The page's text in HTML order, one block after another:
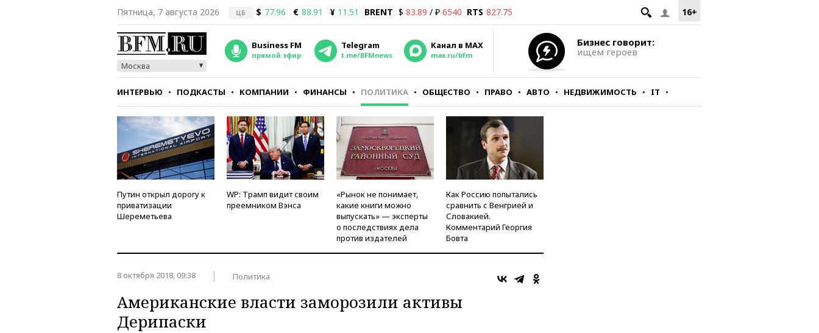
16+
Пятница, 7 августа 2026 ЦБ $ 77.96 € 88.91 ¥ 11.51 BRENT $ 83.89 / ₽ 6540 RTS 827.75
Москва
Business FM
прямой эфир
Telegram
t.me/BFMnews
Канал в MAX
max.ru/bfm
Бизнес говорит:
ищем героев
ИНТЕРВЬЮ ПОДКАСТЫ КОМПАНИИ ФИНАНСЫ ПОЛИТИКА ОБЩЕСТВО ПРАВО АВТО НЕДВИЖИМОСТЬ IT
СТИЛЬ ТЕСТЫ
Путин открыл дорогу к
приватизации
Шереметьева
WP: Трамп видит своим
преемником Вэнса
«Рынок не понимает,
какие книги можно
выпускать» — эксперты
о последствиях дела
против издателей
Как Россию попытались
сравнить с Венгрией и
Словакией.
Комментарий Георгия
Бовта
8 октября 2018, 09:38 Политика
Американские власти заморозили активы
Дерипаски